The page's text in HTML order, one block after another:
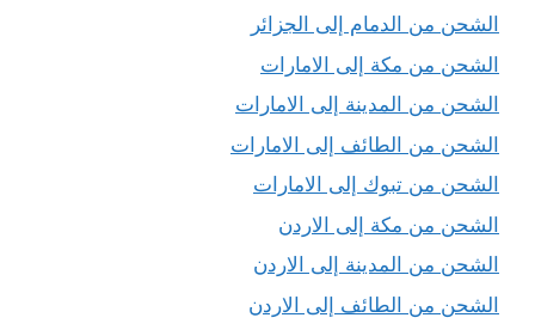
الشحن من الدمام إلى الجزائر
الشحن من مكة إلى الامارات
الشحن من المدينة إلى الامارات
الشحن من الطائف إلى الامارات
الشحن من تبوك إلى الامارات
الشحن من مكة إلى الاردن
الشحن من المدينة إلى الاردن
الشحن من الطائف إلى الاردن